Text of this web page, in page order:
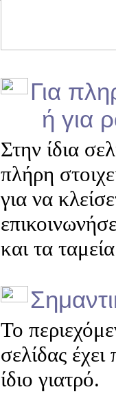
Για
ή για
Στην ίδια
πλήρη
για να
και τα
Το
σελίδας
ίδιο γιατρό.